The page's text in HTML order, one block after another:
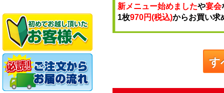
新メニュー始めましたや宴会
1枚970円(税込)からお買い求
す